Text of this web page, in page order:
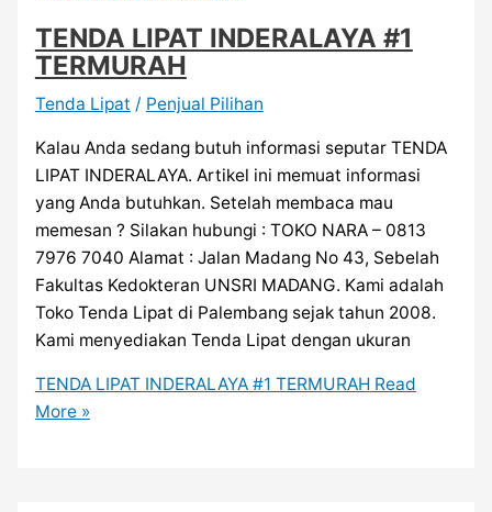
TENDA LIPAT INDERALAYA #1
TERMURAH
Tenda Lipat / Penjual Pilihan
Kalau Anda sedang butuh informasi seputar TENDA
LIPAT INDERALAYA. Artikel ini memuat informasi
yang Anda butuhkan. Setelah membaca mau
memesan ? Silakan hubungi : TOKO NARA – 0813
7976 7040 Alamat : Jalan Madang No 43, Sebelah
Fakultas Kedokteran UNSRI MADANG. Kami adalah
Toko Tenda Lipat di Palembang sejak tahun 2008.
Kami menyediakan Tenda Lipat dengan ukuran
TENDA LIPAT INDERALAYA #1 TERMURAH Read
More »